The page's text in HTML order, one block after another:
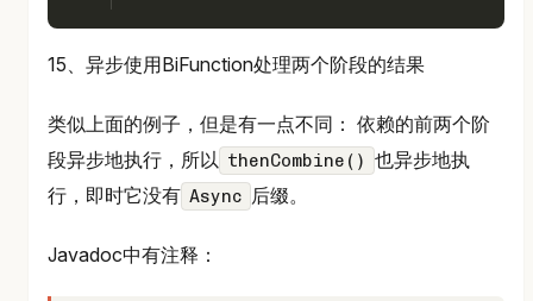
15、异步使用BiFunction处理两个阶段的结果
类似上面的例子，但是有一点不同： 依赖的前两个阶
段异步地执行，所以 thenCombine() 也异步地执
行，即时它没有 Async 后缀。
Javadoc中有注释：